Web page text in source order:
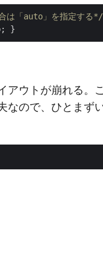
は「auto」を指定する*/
アウトが崩れる。
ので、ひとまず